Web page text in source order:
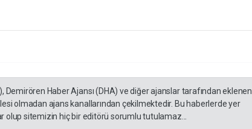
Demirören Haber Ajansı (DHA) ve diğer ajanslar tarafından eklenen
olmadan ajans kanallarından çekilmektedir. Bu haberlerde yer
sitemizin hiç bir editörü sorumlu tutulamaz...